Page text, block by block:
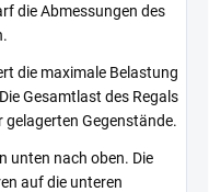
die Abmessungen des
die maximale Belastung
Gesamtlast des Regals
gelagerten Gegenstände.
unten nach oben. Die
auf die unteren